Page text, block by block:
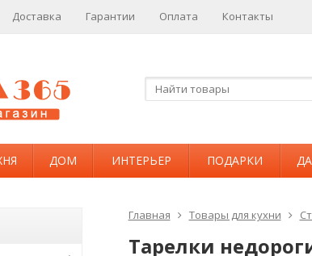
Доставка Гарантии Оплата Контакты
ДОМ ИНТЕРЬЕР ПОДАРКИ
Главная Товары для кухни
Тарелки